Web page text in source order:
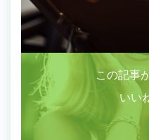
この記事
いい